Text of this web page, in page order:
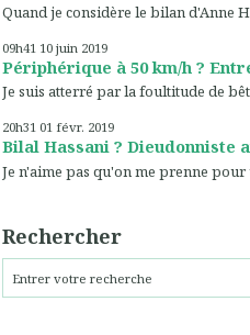
Quand je considère le bilan d'Anne
09h41 10 juin 2019
Périphérique à 50 km/h ?
Je suis atterré par la foultitude de
20h31 01 févr. 2019
Bilal Hassani ? Dieudonniste
Je n'aime pas qu'on me prenne pour
Rechercher